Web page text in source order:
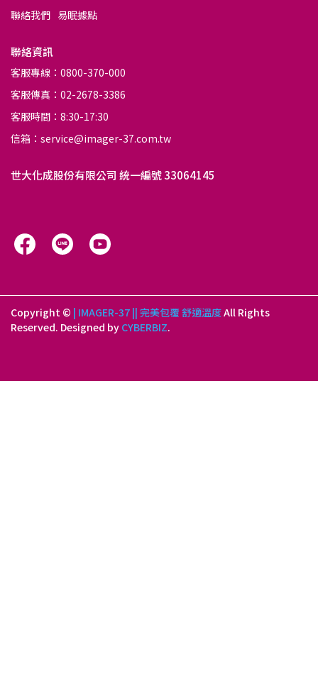
聯絡我們 易眠據點
聯絡資訊
客服專線：0800-370-000
客服傳真：02-2678-3386
客服時間：8:30-17:30
信箱：service@imager-37.com.tw
世大化成股份有限公司 統一編號 33064145
Copyright © | IMAGER-37 || 完美包覆 舒適溫度All Rights
Reserved. Designed by CYBERBIZ.